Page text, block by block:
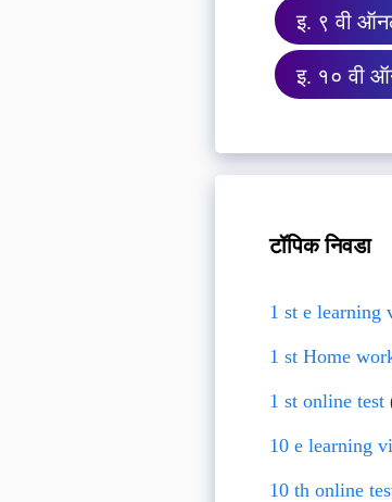
इ. ९ वी
इ. १० वी
टॉपिक निवडा
1 st e learning
1 st Home
1 st online test
10 e learning
10 th online